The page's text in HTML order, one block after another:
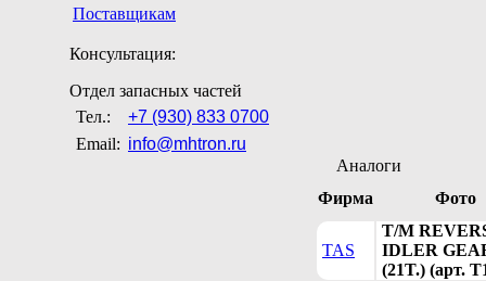
Поставщикам
Консультация:
Отдел запасных частей
Тел.:
+7 (930) 833 0700
Email: info@mhtron.ru
Аналоги
Фирма
Фото
TAS
T/M
IDLER
(21T.) (арт.